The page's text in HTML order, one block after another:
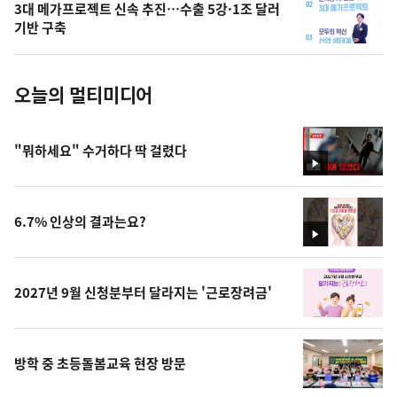
사
진
3대 메가프로젝트 신속 추진…수출 5강·1조 달러
기반 구축
오늘의 멀티미디어
영
상
"뭐하세요" 수거하다 딱 걸렸다
영
상
6.7% 인상의 결과는요?
2027년 9월 신청분부터 달라지는 '근로장려금'
방학 중 초등돌봄교육 현장 방문